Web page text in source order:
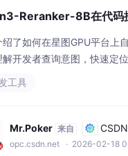
Reranker-8B在代码
绍了如何在星图GPU平台上
解开发者查询意图，快速定
工具
Mr.Poker 来自
opc.csdn.net · 2026-02-18